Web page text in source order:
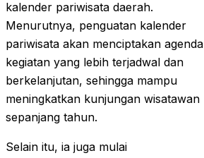
kalender pariwisata daerah.
Menurutnya, penguatan kalender
pariwisata akan menciptakan agenda
kegiatan yang lebih terjadwal dan
berkelanjutan, sehingga mampu
meningkatkan kunjungan wisatawan
sepanjang tahun.
Selain itu, ia juga mulai